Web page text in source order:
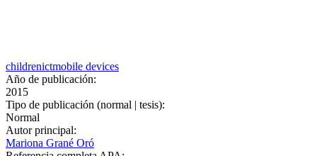
childrenictmobile devices
Año de publicación:
2015
Tipo de publicación (normal | tesis):
Normal
Autor principal:
Mariona Grané Oró